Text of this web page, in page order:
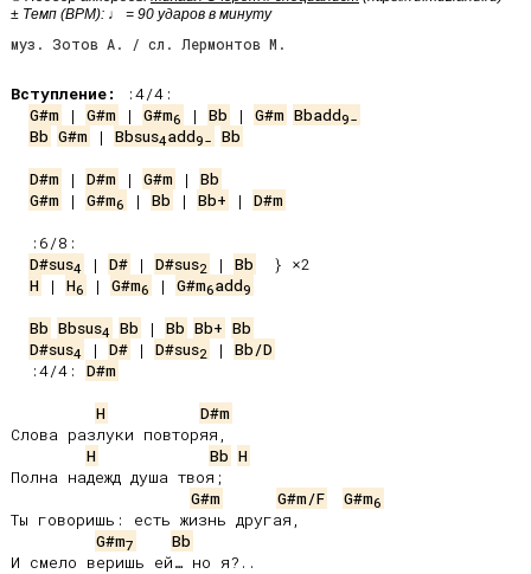
± Темп (BPM): ♩ = 90 ударов в минуту
муз. Зотов А. / сл. Лермонтов М.
Вступление:
G#m | G#m | G#m6 | Bb | G#m Bbadd9-
Bb G#m | Bbsus4add9- Bb
D#m | D#m | G#m | Bb
G#m | G#m6 | Bb | Bb+ | D#m
D#sus4 | D# | D#sus2 | Bb
H | H6 | G#m6 | G#m6add9
Bb Bbsus4 Bb | Bb Bb+ Bb
D#sus4 | D# | D#sus2 | Bb/D
:4/4: D#m
H
D#m
Слова разлуки повторяя,
H
Bb H
Полна надежд душа твоя;
G#m
G#m/F G#m6
Ты говоришь: есть жизнь другая,
G#m7
Bb
И смело веришь ей… но я?..